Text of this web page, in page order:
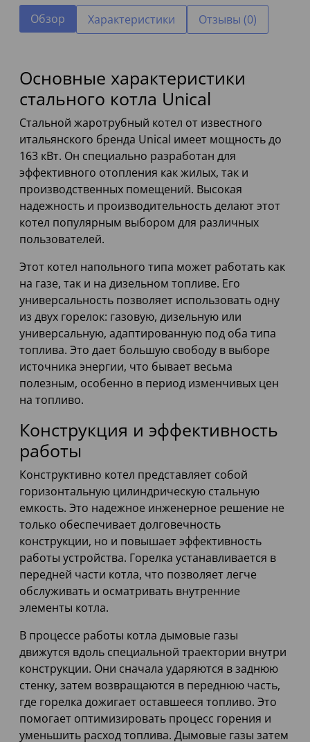
Обзор Характеристики Отзывы (0)
Основные характеристики
стального котла Unical
Стальной жаротрубный котел от известного
итальянского бренда Unical имеет мощность до
163 кВт. Он специально разработан для
эффективного отопления как жилых, так и
производственных помещений. Высокая
надежность и производительность делают этот
котел популярным выбором для различных
пользователей.
Этот котел напольного типа может работать как
на газе, так и на дизельном топливе. Его
универсальность позволяет использовать одну
из двух горелок: газовую, дизельную или
универсальную, адаптированную под оба типа
топлива. Это дает большую свободу в выборе
источника энергии, что бывает весьма
полезным, особенно в период изменчивых цен
на топливо.
Конструкция и эффективность
работы
Конструктивно котел представляет собой
горизонтальную цилиндрическую стальную
емкость. Это надежное инженерное решение не
только обеспечивает долговечность
конструкции, но и повышает эффективность
работы устройства. Горелка устанавливается в
передней части котла, что позволяет легче
обслуживать и осматривать внутренние
элементы котла.
В процессе работы котла дымовые газы
движутся вдоль специальной траектории внутри
конструкции. Они сначала ударяются в заднюю
стенку, затем возвращаются в переднюю часть,
где горелка дожигает оставшееся топливо. Это
помогает оптимизировать процесс горения и
уменьшить расход топлива. Дымовые газы затем